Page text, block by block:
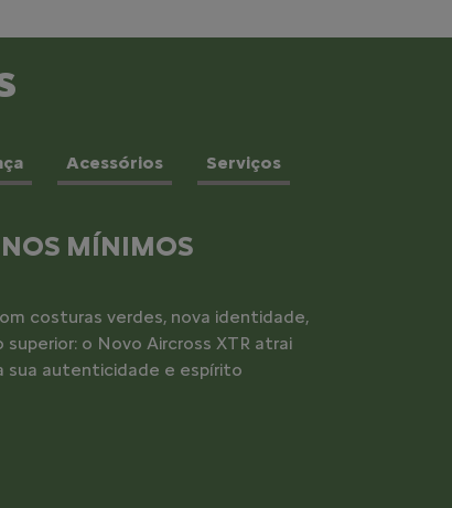
Acessórios Serviços
e disposição para ir além. O
um motor 1.0 Turbo e câmbio CVT
liberdade sem dispensar o